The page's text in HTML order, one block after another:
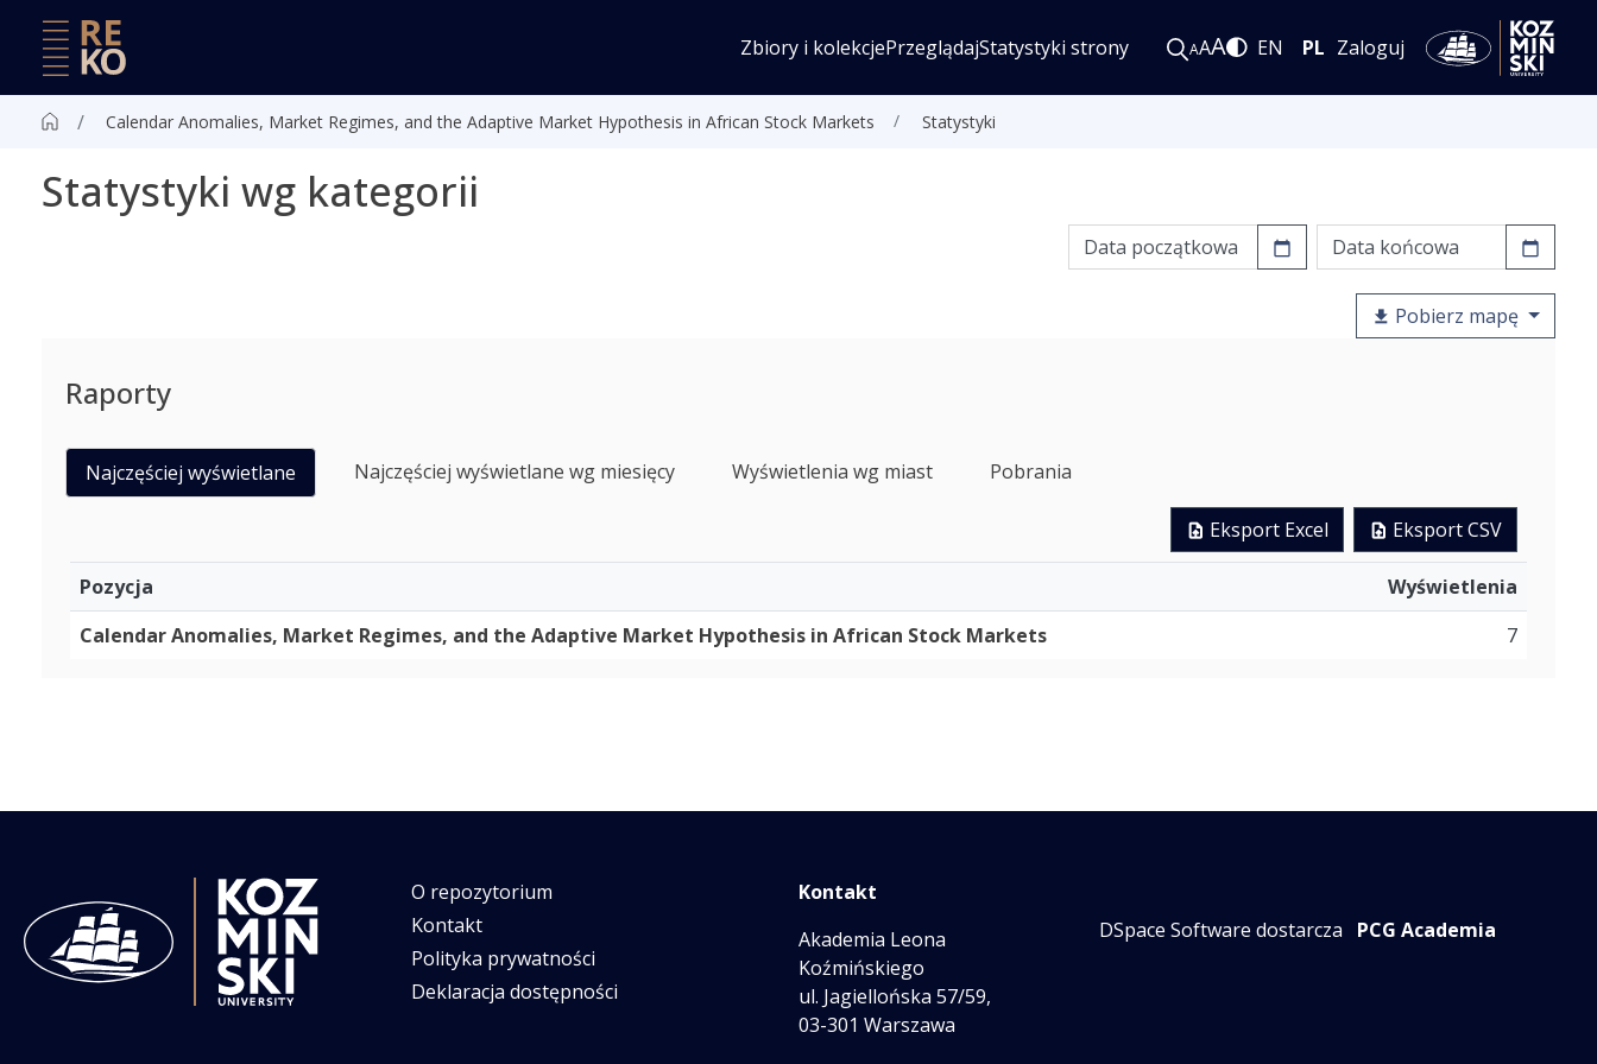
Zbiory i kolekcjePrzeglądajStatystyki strony AAA EN PL Zaloguj
Calendar Anomalies, Market Regimes, and the Adaptive Market Hypothesis in African Stock Markets Statystyki
Statystyki wg kategorii
Pobierz mapę
Raporty
Najczęściej wyświetlane Najczęściej wyświetlane wg miesięcy Wyświetlenia wg miast Pobrania
Eksport Excel Eksport CSV
Pozycja
Wyświetlenia
Calendar Anomalies, Market Regimes, and the Adaptive Market Hypothesis in African Stock Markets
7
O repozytorium
Kontakt
Polityka prywatności
Deklaracja dostępności
Kontakt
Akademia Leona
Koźmińskiego
ul. Jagiellońska 57/59,
03-301 Warszawa
DSpace Software dostarcza PCG Academia